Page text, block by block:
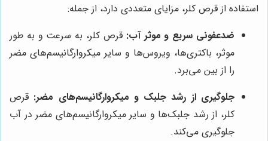
استفاده از قرص کلر، مزایای متعددی دارد، از جمله:
ضدعفونی سریع و موثر آب: قرص کلر، به سرعت و به طور
موثر، باکتری‌ها، ویروس‌ها و سایر میکروارگانیسم‌های مضر
را از بین می‌برد.
جلوگیری از رشد جلبک و میکروارگانیسم‌های مضر: قرص
کلر، از رشد جلبک‌ها و سایر میکروارگانیسم‌های مضر در آب
جلوگیری می‌کند.